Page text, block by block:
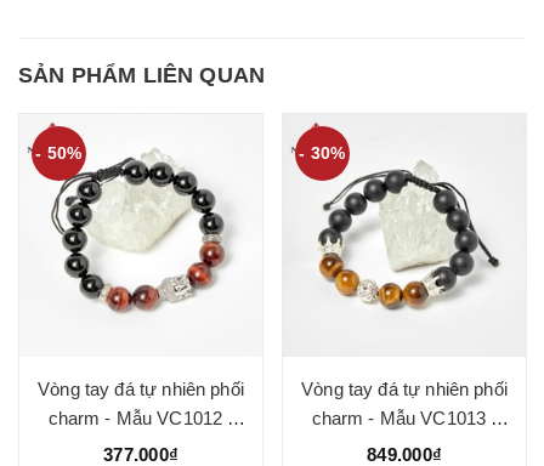
SẢN PHẨM LIÊN QUAN
- 50%
Vòng tay đá tự nhiên phối
charm - Mẫu VC1012 -
Ngọc Quý
377.000₫
- 30%
Vòng tay đá tự nhiên phối
charm - Mẫu VC1013 -
Ngọc Quý
849.000₫